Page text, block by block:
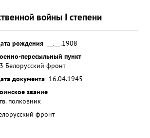
войны I степени
рождения
__.__.1908
пересыльный пункт
3 Белорусский фронт
документа 16.04.1945
звание
гв. полковник
фронт